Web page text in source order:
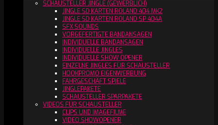
SCHAUSTELLER JINGLE (GEWERBLICH)
JINGLE SD KARTEN ROLAND 404 MK2
JINGLE SD KARTEN ROLAND SP 404A
SFX SOUNDS
VORGEFERTIGTE BANDANSAGEN
INDIVIDUELLE BANDANSAGEN
INDIVIDUELLE JINGLES
INDIVIDUELLE SHOW OPENER
EINZELNE JINGLES FÜR SCHAUSTELLER
HOOKPROMO EIGENWERBUNG
FAHRGESCHÄFT SPIELE
JINGLEPAKETE
SCHAUSTELLER SPARPAKETE
VIDEOS FÜR SCHAUSTELLER
CLIPS UND IMAGEFILME
VIDEO SHOWOPENER